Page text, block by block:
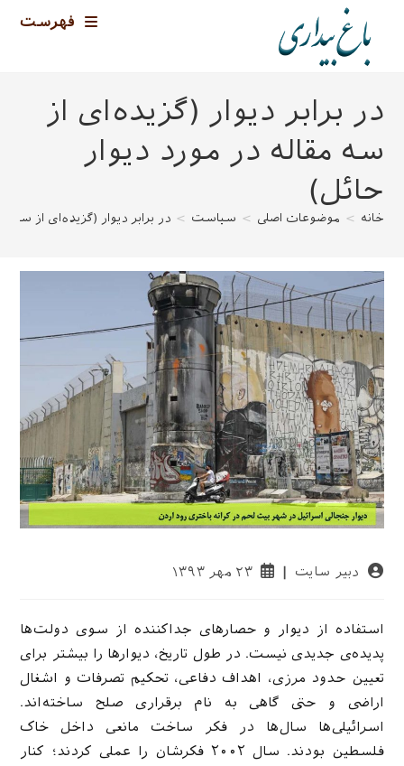
فهرست
در برابر دیوار (گزیده‌ای از
سه مقاله در مورد دیوار
حائل)
خانه > موضوعات اصلی > سیاست > در برابر دیوار (گزیده‌ای از سه
نویسندهٔدبیر سایت
نوشته
۲۳ مهر ۱۳۹۳
استفاده از دیوار و حصارهای جداکننده از سوی دولت‌ها
پدیده‌ی جدیدی نیست. در طول تاریخ، دیوارها را بیشتر برای
تعیین حدود مرزی، اهداف دفاعی، تحکیم تصرفات و اشغال
اراضی و حتی گاهی به نام برقراری صلح ساخته‌اند.
اسرائیلی‌ها سال‌ها در فکر ساخت مانعی داخل خاک
فلسطین بودند. سال ۲۰۰۲ فکرشان را عملی کردند؛ کنار